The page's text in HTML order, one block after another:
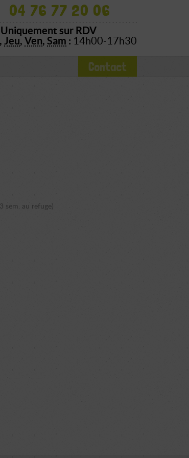
04 76 77 20 06
Uniquement sur RDV
, Jeu, Ven, Sam : 14h00-17h30
Contact
(3 sem. au refuge)